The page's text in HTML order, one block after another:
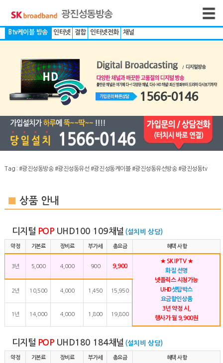
Btv케이블 방송 인터넷 결합 인터넷전화 채널
Tag : #광진성동방송 #광진성동유선 #광진성동케이블 #광진성동유선방송 #광진성동tv
■상품 안내
디지털 POPUHD100 109채널 (설치비 상담)
약정 기본료 장비료 부가세 총요금 혜택 사항
3년 5,000 4,000 900 9,900
★ SK IPTV ★
화질 선명
넷플릭스 시청가능
UHD셋탑박스
요금할인상품
3년 약정 시,
행사가 월 9,900원
2년 10,500 4,000 1,450 15,950
1년 14,000 4,000 1,800 19,800
디지털 POPUHD180 184채널 (설치비 상담)
약정 기본료 장비료 부가세 총요금 혜택 사항